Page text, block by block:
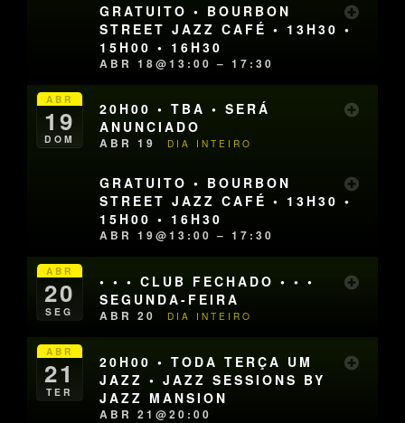
GRATUITO • BOURBON
STREET JAZZ CAFÉ • 13H30 •
15H00 • 16H30
ABR 18@13:00 – 17:30
ABR
19
DOM
20H00 • TBA • SERÁ
ANUNCIADO
ABR 19 DIA INTEIRO
GRATUITO • BOURBON
STREET JAZZ CAFÉ • 13H30 •
15H00 • 16H30
ABR 19@13:00 – 17:30
ABR
20
SEG
• • • CLUB FECHADO • • •
SEGUNDA-FEIRA
ABR 20 DIA INTEIRO
ABR
21
TER
20H00 • TODA TERÇA UM
JAZZ • JAZZ SESSIONS BY
JAZZ MANSION
ABR 21@20:00